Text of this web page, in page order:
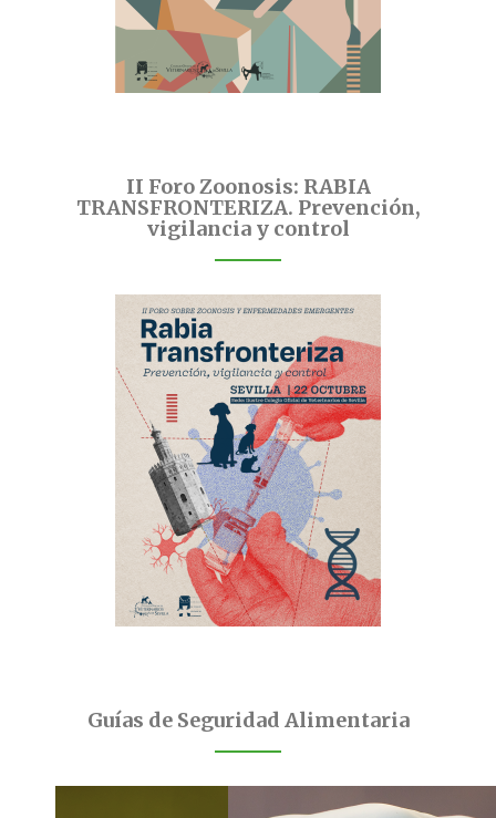
II Foro Zoonosis: RABIA
TRANSFRONTERIZA. Prevención,
vigilancia y control
Guías de Seguridad Alimentaria